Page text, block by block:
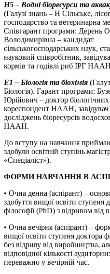
Н5 – Водні біоресурси та
(Галузі знань – Н Сільське,
господарство та ветеринарна
Співгарант програми: Дерень
Володимирівна – кандидат
сільськогосподарських наук,
науковий співробітник,
кормів та годівлі риб ІРГ
Е1 – Біологія та біохімія
Біологія). Гарант програми:
Юрійович – доктор
кореспондент НААН, завідувач
досліджень біоресурсів
НААН.
До вступу на навчання
здобули освітній ступінь
«Спеціаліст»).
ФОРМИ НАВЧАННЯ В
• Очна денна (аспірант) –
здобуття вищої освіти ступеня
філософії (PhD) з відривом від
• Очна вечірня (аспірант) –
вищої освіти ступеня доктора
без відриву від виробництва,
відповідної кількості
переважно у вечірній час.